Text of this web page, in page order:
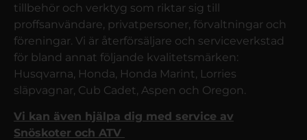
tillbehör och verktyg som riktar sig till
proffsanvändare, privatpersoner, förvaltningar och
föreningar. Vi är återförsäljare och serviceverkstad
för bland annat följande kvalitetsmärken:
Husqvarna, Honda, Honda Marint, Lorries
släpvagnar, Cub Cadet, Aspen och Oregon.
Vi kan även hjälpa dig med service av
Snöskoter och ATV